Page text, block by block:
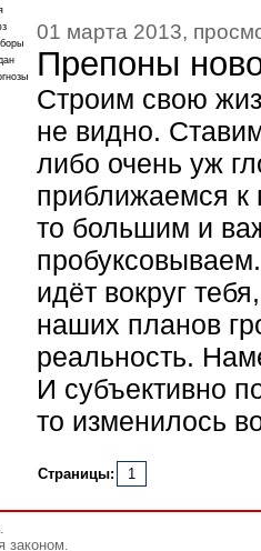
01 марта 2013,
Препоны
Строим свою
не видно.
либо очень уж
приближаемся
то большим и
идёт вокруг
наших планов
реальность.
И субъективно
то изменилось
Страницы: 1
законом.